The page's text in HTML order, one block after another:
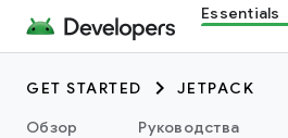
Essentials
GET STARTED
JETPACK
Обзор
Руководства
androidx.camera.viewfinder
androidx.car
androidx.car.app
androidx.cardview